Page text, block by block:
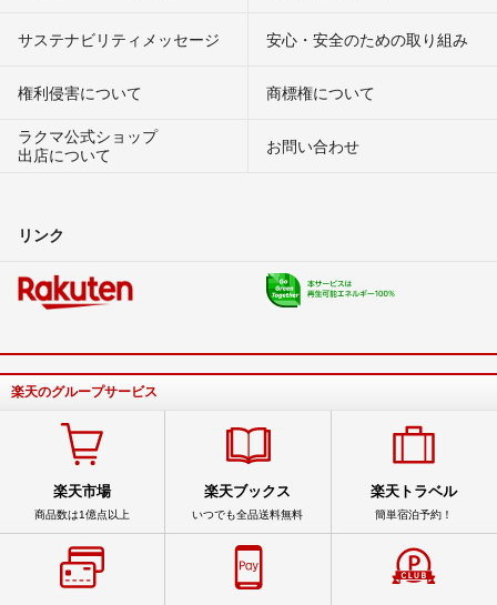
サステナビリティメッセージ 安心・安全のための取り組み
権利侵害について
商標権について
ラクマ公式ショップ
出店について
お問い合わせ
リンク
楽天のグループサービス
楽天市場
商品数は1億点以上
楽天ブックス
いつでも全品送料無料
楽天トラベル
簡単宿泊予約！